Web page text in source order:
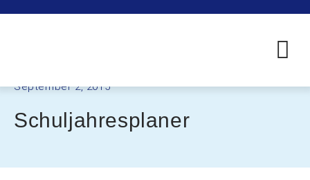
September 2, 2015
Schuljahresplaner